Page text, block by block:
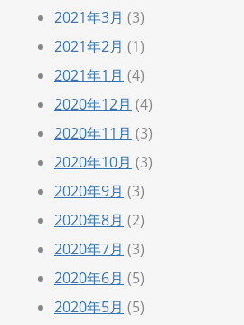
2021年3月 (3)
2021年2月 (1)
2021年1月 (4)
2020年12月 (4)
2020年11月 (3)
2020年10月 (3)
2020年9月 (3)
2020年8月 (2)
2020年7月 (3)
2020年6月 (5)
2020年5月 (5)